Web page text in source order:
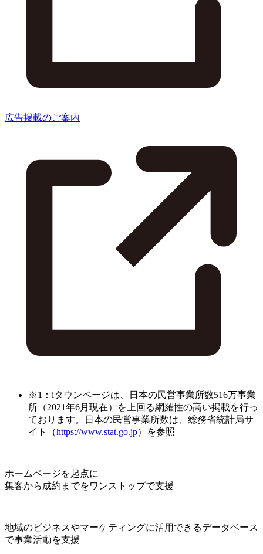
広告掲載のご案内
※1：iタウンページは、日本の民営事業所数516万事業
所（2021年6月現在）を上回る網羅性の高い掲載を行っ
ております。日本の民営事業所数は、総務省統計局サ
イト（https://www.stat.go.jp）を参照
ホームページを起点に
集客から成約までをワンストップで支援
地域のビジネスやマーケティングに活用できるデータベース
で事業活動を支援